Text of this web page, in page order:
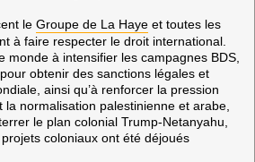
le Groupe de La Haye et toutes les
à faire respecter le droit international.
monde à intensifier les campagnes BDS,
obtenir des sanctions légales et
ainsi qu’à renforcer la pression
la normalisation palestinienne et arabe,
le plan colonial Trump-Netanyahu,
coloniaux ont été déjoués